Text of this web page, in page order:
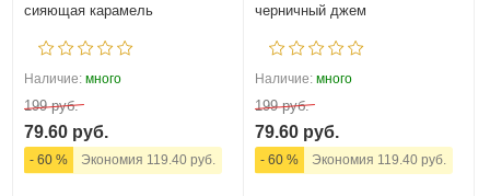
сияющая карамель
Наличие: много
199 руб.
79.60 руб.
- 60 % Экономия 119.40 руб.
черничный джем
Наличие: много
199 руб.
79.60 руб.
- 60 % Экономия 119.40 руб.